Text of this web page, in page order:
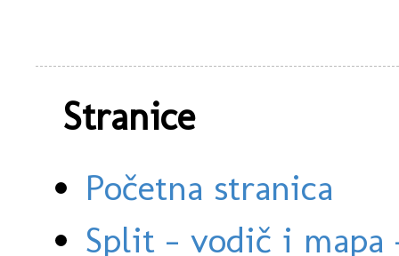
Stranice
Početna stranica
Split - vodič i